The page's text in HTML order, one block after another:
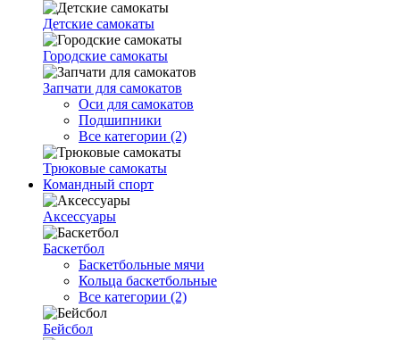
Детские самокаты
Городские самокаты
Запчати для самокатов
Оси для самокатов
Подшипники
Все категории (2)
Трюковые самокаты
Командный спорт
Аксессуары
Баскетбол
Баскетбольные мячи
Кольца баскетбольные
Все категории (2)
Бейсбол